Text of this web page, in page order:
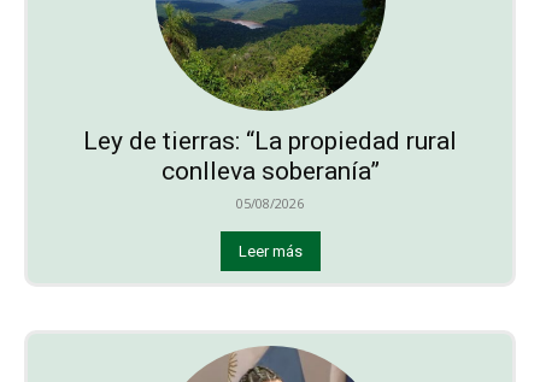
Ley de tierras: “La propiedad rural
conlleva soberanía”
05/08/2026
Leer más